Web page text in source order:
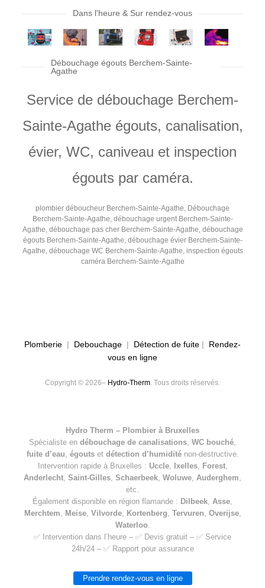
Dans l'heure & Sur rendez-vous
Débouchage égouts Berchem-Sainte-
Agathe
Service de débouchage Berchem-
Sainte-Agathe égouts, canalisation,
évier, WC, caniveau et inspection
égouts par caméra.
plombier déboucheur Berchem-Sainte-Agathe, Débouchage
Berchem-Sainte-Agathe, débouchage urgent Berchem-Sainte-
Agathe, débouchage pas cher Berchem-Sainte-Agathe, débouchage
égouts Berchem-Sainte-Agathe, débouchage évier Berchem-Sainte-
Agathe, débouchage WC Berchem-Sainte-Agathe, inspection égouts
caméra Berchem-Sainte-Agathe
Plomberie | Debouchage | Détection de fuite | Rendez-
vous en ligne
Copyright © 2026– Hydro-Therm. Tous droits réservés.
Hydro Therm – Plombier à Bruxelles
Spécialiste en débouchage de canalisations WC bouché
fuite d’eau égoutset détection d’humiditénon-destructive.
Intervention rapide à Bruxelles : Uccle, Ixelles, Forest,
Anderlecht Saint-Gilles Schaerbeek Woluwe Auderghem
etc.
Également disponible en région flamande : Dilbeek Asse
Merchtem
Meise, Vilvorde, Kortenberg Tervuren Overijse,
Waterloo.
✅ Intervention dans l’heure – ✅ Devis gratuit – ✅ Service
24h/24 – ✅ Rapport pour assurance
Prendre rendez-vous en ligne